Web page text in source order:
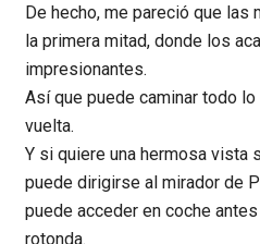
De hecho, me pareció que
la primera mitad, donde los
impresionantes.
Así que puede caminar todo
vuelta.
Y si quiere una hermosa vista
puede dirigirse al mirador de
puede acceder en coche
rotonda.